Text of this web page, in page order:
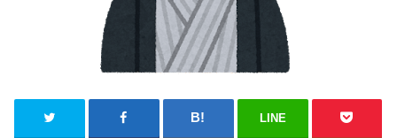
LINE